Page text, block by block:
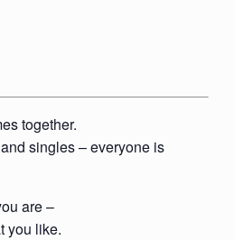
together.
singles – everyone is
are –
you like.